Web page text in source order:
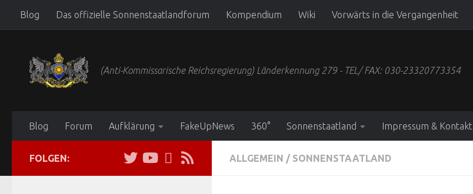
Zum Inhalt springen
Blog Das offizielle Sonnenstaatlandforum Kompendium Wiki Vorwärts in die Vergangenheit
(Anti-Kommissarische Reichsregierung) Länderkennung 279 - TEL/ FAX: 030-23320773354
Blog Forum Aufklärung FakeUpNews 360° Sonnenstaatland Impressum & Kontakt
ALLGEMEIN / SONNENSTAATLAND
FOLGEN: